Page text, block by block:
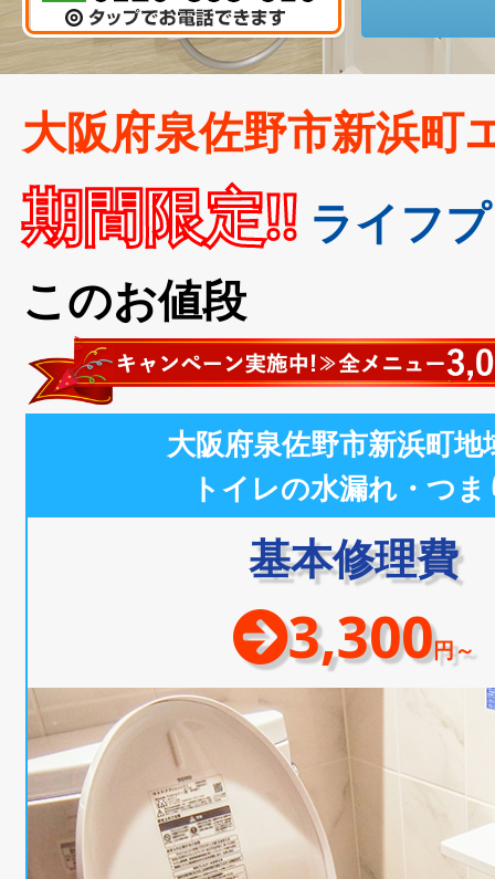
大阪府泉佐野市新浜町
期間限定!! ライフ
このお値段
大阪府泉佐野市新浜町地
トイレの水漏れ・つま
基本修理費
3,300円～